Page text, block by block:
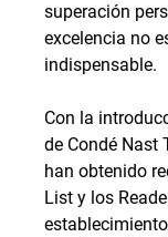
superación
excelencia no
indispensable.
Con la
de Condé Nast
han obtenido
List y los